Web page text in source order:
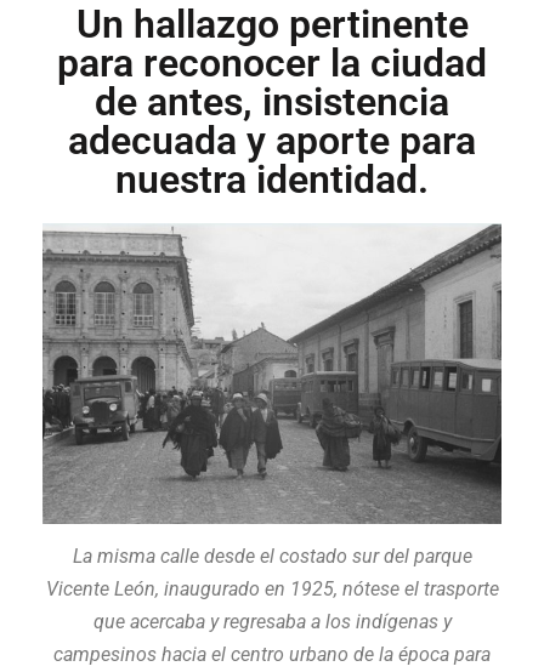
Un hallazgo pertinente
para reconocer la ciudad
de antes, insistencia
adecuada y aporte para
nuestra identidad.
La misma calle desde el costado sur del parque
Vicente León, inaugurado en 1925, nótese el trasporte
que acercaba y regresaba a los indígenas y
campesinos hacia el centro urbano de la época para